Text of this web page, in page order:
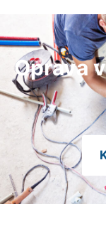
Oprava